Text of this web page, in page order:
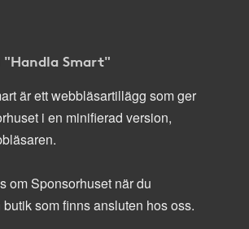
Smart"
är ett webbläsartillägg som ger
i en minifierad version,
om Sponsorhuset när du
som finns ansluten hos oss.